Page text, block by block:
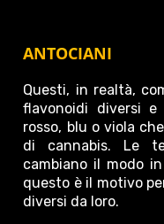
ANTOCIANI
Questi, in realtà,
flavonoidi diversi e
rosso, blu o viola
di cannabis. Le
cambiano il modo
questo è il motivo
diversi da loro.